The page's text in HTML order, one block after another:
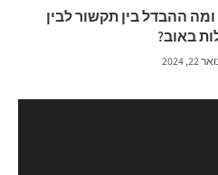
ההבדל בין תקשור לבין
באוב?
22, 2024